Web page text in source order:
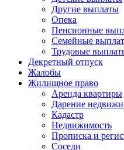
Другие выплаты
Опека
Пенсионные
Семейные
Трудовые
Декретный отпуск
Жалобы
Жилищное право
Аренда квартиры
Дарение
Кадастр
Недвижимость
Прописка и
Соседи